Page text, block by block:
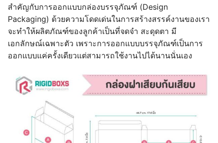
สำคัญกับการออกแบบกล่องบรรจุภัณฑ์ (Design
Packaging) ด้วยความโดดเด่นในการสร้างสรรค์งานของเรา
จะทำให้ผลิตภัณฑ์ของลูกค้าเป็นที่จดจำ สะดุดตา มี
เอกลักษณ์เฉพาะตัว เพราะการออกแบบบรรจุภัณฑ์เป็นการ
ออกแบบแค่ครั้งเดียวแต่สามารถใช้งานไปได้นานนั่นเอง